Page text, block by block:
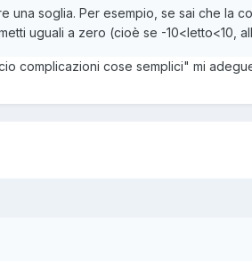
soglia. Per esempio, se sai che la
uguali a zero (cioè se -10<letto<10,
complicazioni cose semplici" mi